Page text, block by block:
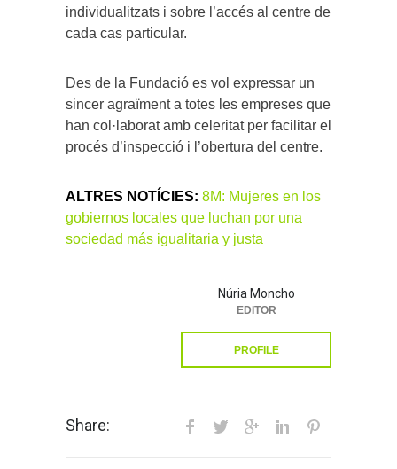
individualitzats i sobre l’accés al centre de
cada cas particular.
Des de la Fundació es vol expressar un
sincer agraïment a totes les empreses que
han col·laborat amb celeritat per facilitar el
procés d’inspecció i l’obertura del centre.
ALTRES NOTÍCIES: 8M: Mujeres en los
gobiernos locales que luchan por una
sociedad más igualitaria y justa
Núria Moncho
EDITOR
PROFILE
Share: